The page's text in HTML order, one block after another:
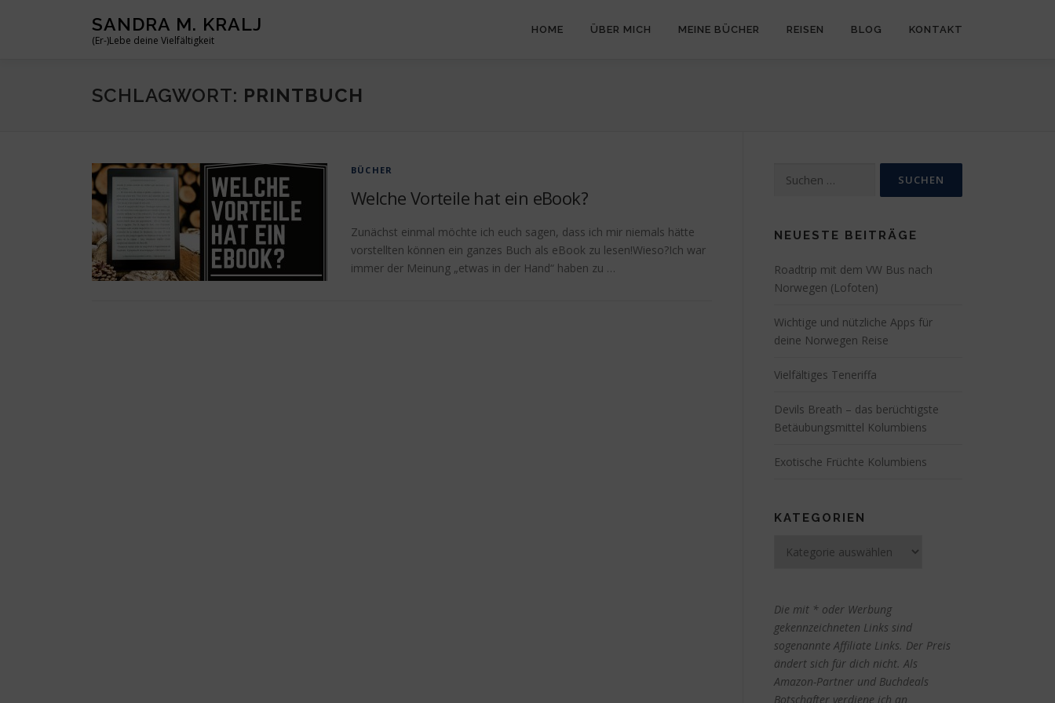
SANDRA M. KRALJ
(Er-)Lebe deine Vielfältigkeit
HOME ÜBER MICH MEINE BÜCHER REISEN BLOG KONTAKT
SCHLAGWORT: PRINTBUCH
BÜCHER
Welche Vorteile hat ein eBook?
Zunächst einmal möchte ich euch sagen, dass ich mir niemals hätte
vorstellten können ein ganzes Buch als eBook zu lesen!Wieso?Ich war
immer der Meinung „etwas in der Hand“ haben zu …
nach:
NEUESTE BEITRÄGE
Roadtrip mit dem VW Bus nach
Norwegen (Lofoten)
Wichtige und nützliche Apps für
deine Norwegen Reise
Vielfältiges Teneriffa
Devils Breath – das berüchtigste
Betäubungsmittel Kolumbiens
Exotische Früchte Kolumbiens
KATEGORIEN
Die mit * oder Werbung
gekennzeichneten Links sind
sogenannte Affiliate Links. Der Preis
ändert sich für dich nicht. Als
Amazon-Partner und Buchdeals
Botschafter verdiene ich an